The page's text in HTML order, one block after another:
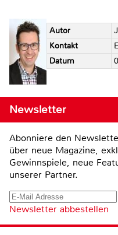
Autor
Kontakt
Datum
Newsletter
Abonniere den
über neue Magazine,
Gewinnspiele, neue
unserer Partner.
Newsletter abbestellen